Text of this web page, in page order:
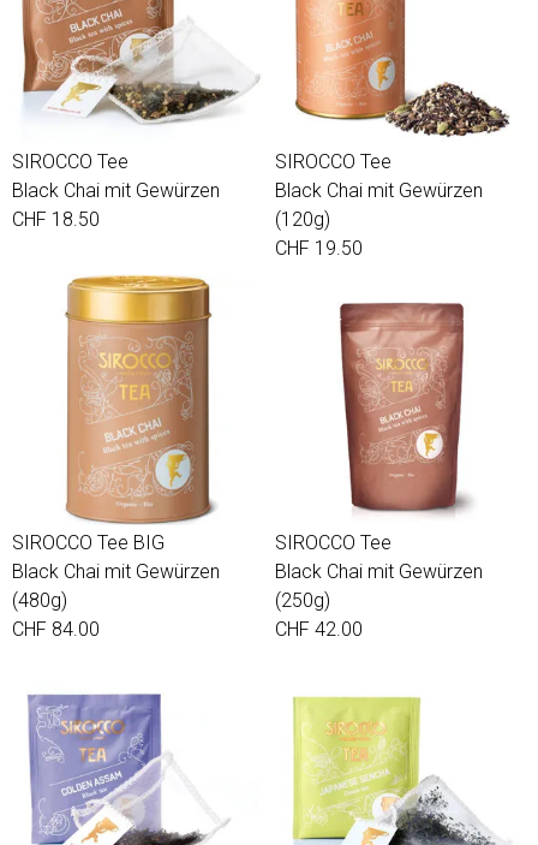
SIROCCO Tee
Black Chai mit Gewürzen
CHF 18.50
SIROCCO Tee
Black Chai mit Gewürzen
(120g)
CHF 19.50
SIROCCO Tee BIG
Black Chai mit Gewürzen
(480g)
CHF 84.00
SIROCCO Tee
Black Chai mit Gewürzen
(250g)
CHF 42.00